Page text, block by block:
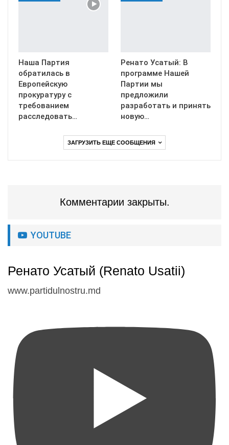
Наша Партия
обратилась в
Европейскую
прокуратуру с
требованием
расследовать…
Ренато Усатый: В
программе Нашей
Партии мы
предложили
разработать и принять
новую…
ЗАГРУЗИТЬ ЕЩЕ СООБЩЕНИЯ
Комментарии закрыты.
YOUTUBE
Ренато Усатый (Renato Usatii)
www.partidulnostru.md